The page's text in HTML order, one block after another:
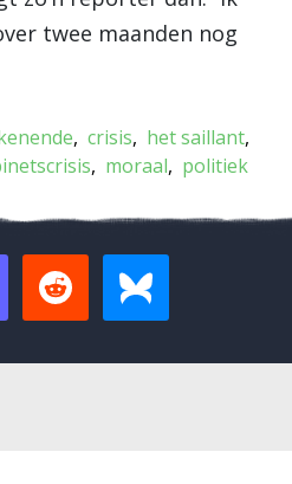
twee maanden nog
crisis
het saillant
moraal politiek